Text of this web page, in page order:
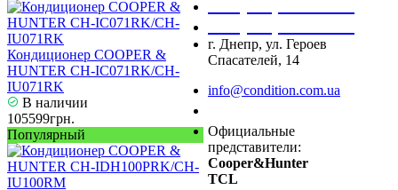
Кондиционер COOPER &
HUNTER CH-IC071RK/CH-
IU071RK
В наличии
105599грн.
Популярный
г. Днепр, ул. Героев
Спасателей, 14
info@condition.com.ua
Официальные
представители:
Cooper&Hunter
TCL